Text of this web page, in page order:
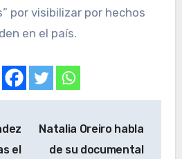
por visibilizar por hechos
en el país.
el
Natalia Oreiro habla
de su documental